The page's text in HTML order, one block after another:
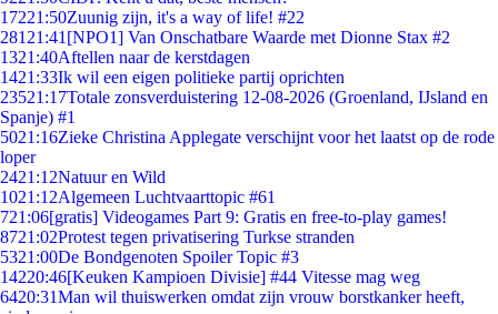
17221:50Zuunig zijn, it's a way of life! #22
281 21:41 [NPO1] Van Onschatbare Waarde met Dionne Stax #2
1321:40Aftellen naar de kerstdagen
1421:33Ik wil een eigen politieke partij oprichten
23521:17Totale zonsverduistering 12-08-2026 (Groenland, IJsland en
Spanje) #1
5021:16Zieke Christina Applegate verschijnt voor het laatst op de rode
loper
2421:12Natuur en Wild
1021:12Algemeen Luchtvaarttopic #61
721:06[gratis] Videogames Part 9: Gratis en free-to-play games!
8721:02Protest tegen privatisering Turkse stranden
5321:00De Bondgenoten Spoiler Topic #3
14220:46[Keuken Kampioen Divisie] #44 Vitesse mag weg
6420:31Man wil thuiswerken omdat zijn vrouw borstkanker heeft,